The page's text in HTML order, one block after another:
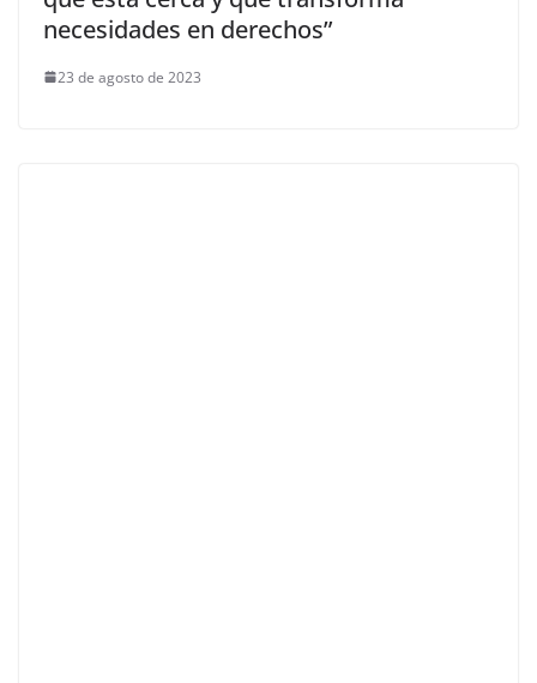
necesidades en derechos”
23 de agosto de 2023